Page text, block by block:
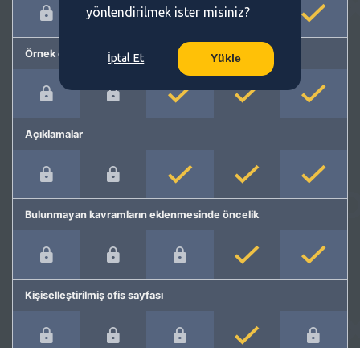
Örnek cümleler
Açıklamalar
Bulunmayan kavramların eklenmesinde öncelik
Kişiselleştirilmiş ofis sayfası
yönlendirilmek ister misiniz?
İptal Et Yükle